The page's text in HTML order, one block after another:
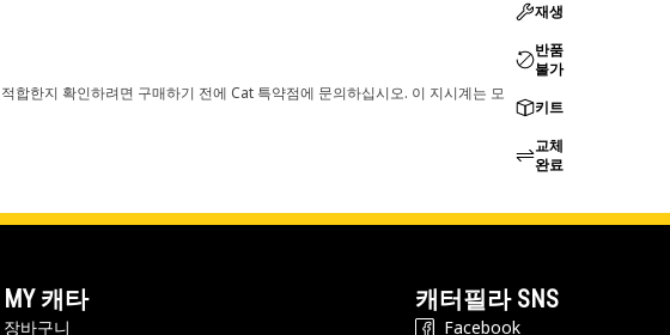
합한지 확인하려면 구매하기 전에 Cat 특약점에 문의하십시오. 이 지시계는 모
재생
반품
불가
키트
교체
완료
MY 캐타
장바구니
캐터필라 SNS
Facebook